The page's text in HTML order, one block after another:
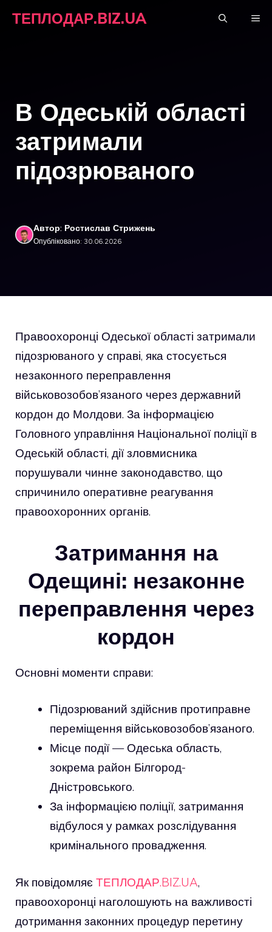
ТЕПЛОДАР.BIZ.UA
В Одеській області
затримали
підозрюваного
Автор: Ростислав Стрижень
Опубліковано: 30.06.2026
Правоохоронці Одеської області затримали
підозрюваного у справі, яка стосується
незаконного переправлення
військовозобов’язаного через державний
кордон до Молдови. За інформацією
Головного управління Національної поліції в
Одеській області, дії зловмисника
порушували чинне законодавство, що
спричинило оперативне реагування
правоохоронних органів.
Затримання на
Одещині: незаконне
переправлення через
кордон
Основні моменти справи:
Підозрюваний здійснив протиправне
переміщення військовозобов’язаного.
Місце події — Одеська область,
зокрема район Білгород-
Дністровського.
За інформацією поліції, затримання
відбулося у рамках розслідування
кримінального провадження.
Як повідомляє ТЕПЛОДАР.BIZ.UA,
правоохоронці наголошують на важливості
дотримання законних процедур перетину